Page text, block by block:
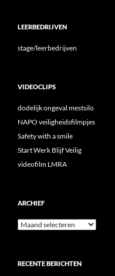
LEERBEDRIJVEN
stage/leerbedrijven
VIDEOCLIPS
dodelijk ongeval mestsilo
NAPO veiligheidsfilmpjes
Safety with a smile
Start Werk Blijf Veilig
videofilm LMRA
ARCHIEF
Archief
RECENTE BERICHTEN